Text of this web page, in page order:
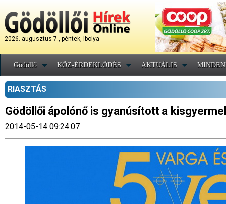
2026. augusztus 7., péntek, Ibolya
Gödöllő KÖZ-ÉRDEKLŐDÉS AKTUÁLIS
RIASZTÁS
Gödöllői ápolónő is gyanúsított a
2014-05-14 09:24:07